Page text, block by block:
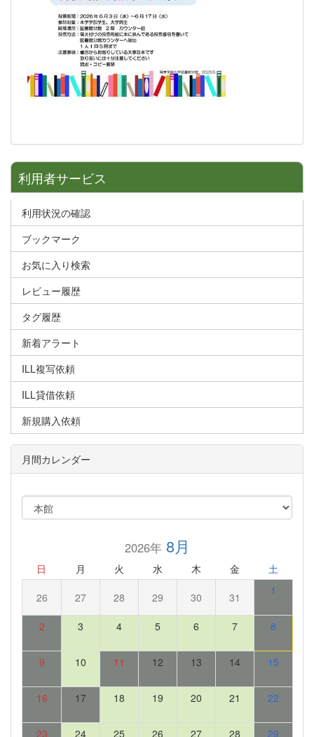
利用者サービス
利用状況の確認
ブックマーク
お気に入り検索
レビュー履歴
タグ履歴
新着アラート
ILL複写依頼
ILL貸借依頼
新規購入依頼
月間カレンダー
2026年8月
日 月 火 水 木 金 土
26 27 28 29 30 31 1
2 3 4 5 6 7 8
9 10 11 12 13 14 15
16 17 18 19 20 21 22
23 24 25 26 27 28 29